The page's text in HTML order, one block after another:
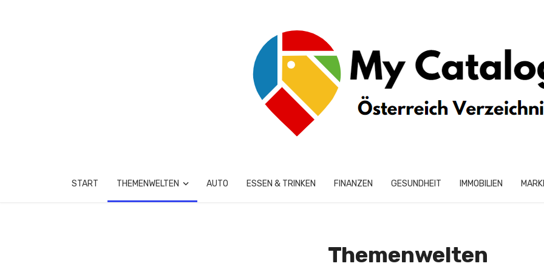
START THEMENWELTEN AUTO ESSEN & TRINKEN FINANZEN GESUNDHEIT IMMOBILIEN
Themenwelten